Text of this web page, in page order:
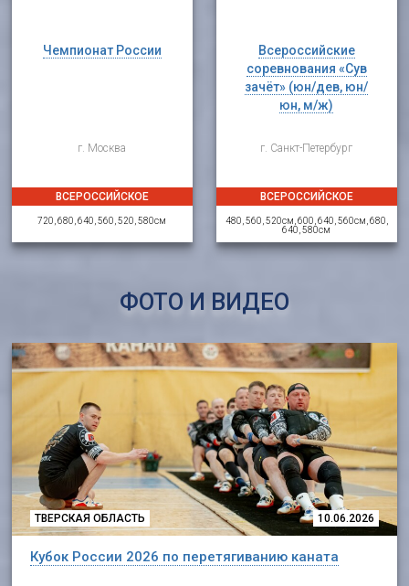
Чемпионат России
г. Москва
ВСЕРОССИЙСКОЕ
720, 680, 640, 560, 520, 580см
Всероссийские
соревнования «Сув
зачёт» (юн/дев, юн/
юн, м/ж)
г. Санкт-Петербург
ВСЕРОССИЙСКОЕ
480, 560, 520см, 600, 640, 560см, 680,
640, 580см
ФОТО И ВИДЕО
ТВЕРСКАЯ ОБЛАСТЬ 10.06.2026
Кубок России 2026 по перетягиванию каната